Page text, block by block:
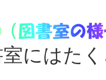
にはた